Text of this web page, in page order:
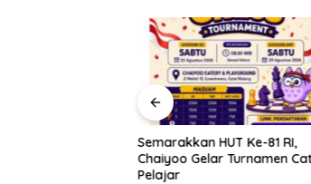
39 Kursi Kepala Sekolah
Kosong, Pemkot Malang
Siapkan Calon tapi Masih